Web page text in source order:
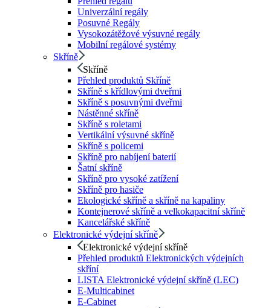
Univerzální regály
Posuvné Regály
Vysokozátěžové výsuvné regály
Mobilní regálové systémy
Skříně
Skříně
Přehled produktů Skříně
Skříně s křídlovými dveřmi
Skříně s posuvnými dveřmi
Nástěnné skříně
Skříně s roletami
Vertikální výsuvné skříně
Skříně s policemi
Skříně pro nabíjení baterií
Šatní skříně
Skříně pro vysoké zatížení
Skříně pro hasiče
Ekologické skříně a skříně na kapaliny
Kontejnerové skříně a velkokapacitní skříně
Kancelářské skříně
Elektronické výdejní skříně
Elektronické výdejní skříně
Přehled produktů Elektronických výdejních
skříní
LISTA Elektronické výdejní skříně (LEC)
E-Multicabinet
E-Cabinet